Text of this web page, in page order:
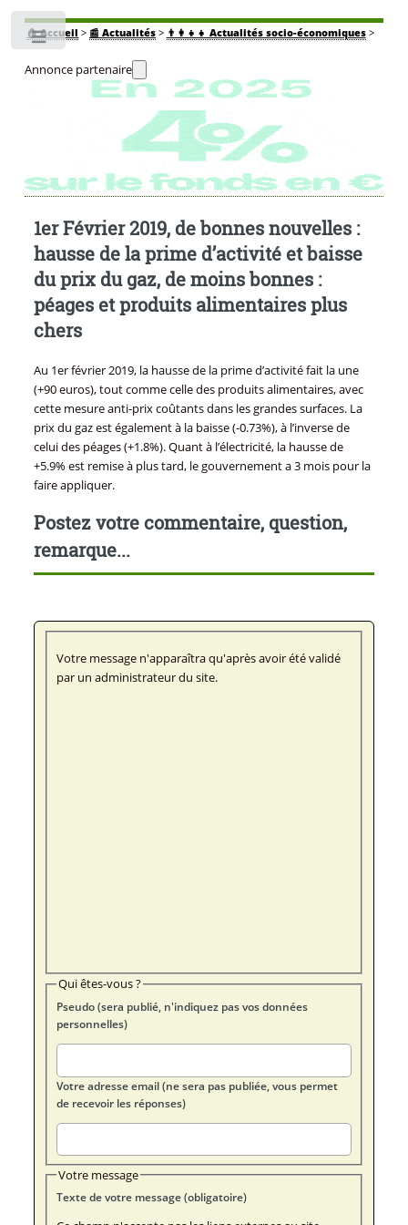
🏠Accueil > 📰 Actualités> 👨‍👩‍👧‍👧 Actualités socio-économiques>
Annonce partenaire
1er Février 2019, de bonnes nouvelles :
hausse de la prime d’activité et baisse
du prix du gaz, de moins bonnes :
péages et produits alimentaires plus
chers
Au 1er février 2019, la hausse de la prime d’activité fait la une
(+90 euros), tout comme celle des produits alimentaires, avec
cette mesure anti-prix coûtants dans les grandes surfaces. La
prix du gaz est également à la baisse (-0.73%), à l’inverse de
celui des péages (+1.8%). Quant à l’électricité, la hausse de
+5.9% est remise à plus tard, le gouvernement a 3 mois pour la
faire appliquer.
Postez votre commentaire, question,
remarque...
Votre message n'apparaîtra qu'après avoir été validé
par un administrateur du site.
Qui êtes-vous ?
Pseudo (sera publié, n'indiquez pas vos données
personnelles)
Votre adresse email (ne sera pas publiée, vous permet
de recevoir les réponses)
Votre message
Texte de votre message (obligatoire)
Toggle